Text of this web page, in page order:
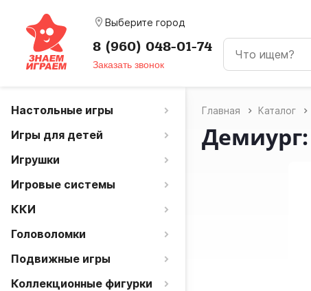
room Выберите город
8 (960) 048-01-74
Заказать звонок
Настольные игры
Игры для детей
Игрушки
Игровые системы
ККИ
Головоломки
Подвижные игры
Коллекционные фигурки
Главная Каталог
Демиург: